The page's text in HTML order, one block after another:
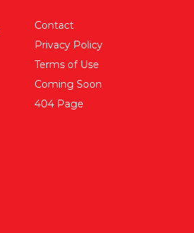
Contact
Privacy Policy
Terms of Use
Coming Soon
404 Page